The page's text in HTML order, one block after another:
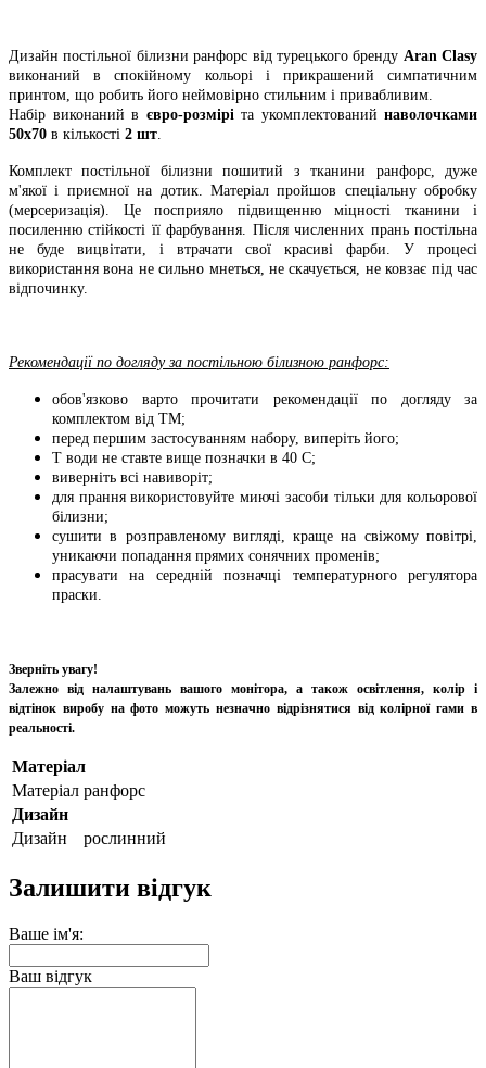
Дизайн постільної білизни ранфорс від турецького бренду Aran Clasy
виконаний в спокійному кольорі і прикрашений симпатичним
принтом, що робить його неймовірно стильним і привабливим.
Набір виконаний в євро-розмірі та укомплектований наволочками
50х70 в кількості 2 шт
Комплект постільної білизни пошитий з тканини ранфорс, дуже
м'якої і приємної на дотик. Матеріал пройшов спеціальну обробку
(мерсеризація). Це посприяло підвищенню міцності тканини і
посиленню стійкості її фарбування. Після численних прань постільна
не буде вицвітати, і втрачати свої красиві фарби. У процесі
використання вона не сильно мнеться, не скачується, не ковзає під час
відпочинку.
Рекомендації по догляду за постільною білизною ранфорс:
обов'язково варто прочитати рекомендації по догляду за
комплектом від ТМ;
перед першим застосуванням набору, виперіть його;
Т води не ставте вище позначки в 40 С;
виверніть всі навиворіт;
для прання використовуйте миючі засоби тільки для кольорової
білизни;
сушити в розправленому вигляді, краще на свіжому повітрі,
уникаючи попадання прямих сонячних променів;
прасувати на середній позначці температурного регулятора
праски.
Зверніть увагу!
Залежно від налаштувань вашого монітора, а також освітлення, колір і
відтінок виробу на фото можуть незначно відрізнятися від колірної гами в
реальності.
Матеріал
Матеріал ранфорс
Дизайн
Дизайн
рослинний
Залишити відгук
Ваше ім'я:
Ваш відгук